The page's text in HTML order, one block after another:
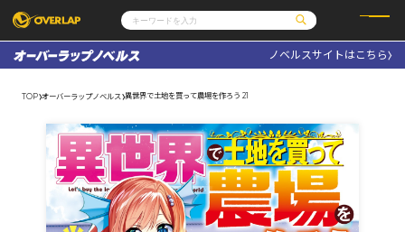
コミックガルド
コミッククリエ
文庫
ノベルス
その他
コミックエッセイ
ポケットモンスター
アニメ
ゲーム
通販・NEWS
OVERLAP STORE
オーバーラップ広報室
企業
会社概要
採用情報
アクセス
オーバーラップホールディングス
お問い合わせはこちら
オーバーラップ文庫
ノベルスサイトはこちら
TOP オーバーラップノベルス 異世界で土地を買って農場を作ろう 21